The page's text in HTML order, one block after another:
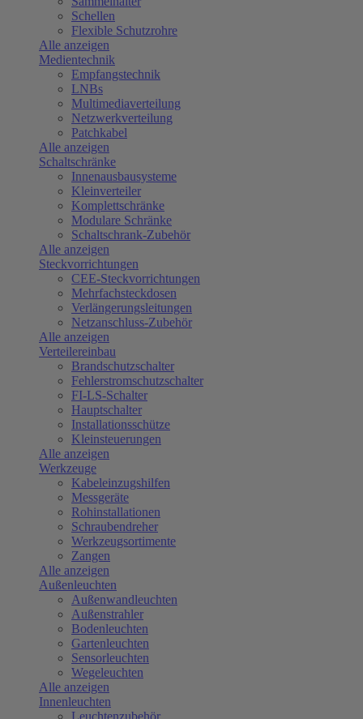
Schellen
Flexible Schutzrohre
Alle anzeigen
Medientechnik
Empfangstechnik
LNBs
Multimediaverteilung
Netzwerkverteilung
Patchkabel
Alle anzeigen
Schaltschränke
Innenausbausysteme
Kleinverteiler
Komplettschränke
Modulare Schränke
Schaltschrank-Zubehör
Alle anzeigen
Steckvorrichtungen
CEE-Steckvorrichtungen
Mehrfachsteckdosen
Verlängerungsleitungen
Netzanschluss-Zubehör
Alle anzeigen
Verteilereinbau
Brandschutzschalter
Fehlerstromschutzschalter
FI-LS-Schalter
Hauptschalter
Installationsschütze
Kleinsteuerungen
Alle anzeigen
Werkzeuge
Kabeleinzugshilfen
Messgeräte
Rohinstallationen
Schraubendreher
Werkzeugsortimente
Zangen
Alle anzeigen
Außenleuchten
Außenwandleuchten
Außenstrahler
Bodenleuchten
Gartenleuchten
Sensorleuchten
Wegeleuchten
Alle anzeigen
Innenleuchten